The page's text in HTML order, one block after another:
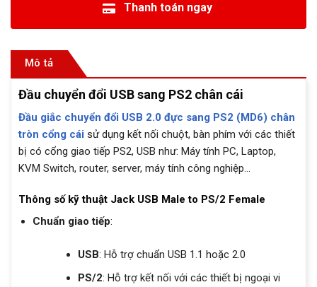
Thanh toán ngay
Mô tả
Đầu chuyển đổi USB sang PS2 chân cái
Đầu giắc chuyển đổi USB 2.0 đực sang PS2 (MD6) chân
tròn cổng cái sử dụng kết nối chuột, bàn phím với các thiết
bị có cổng giao tiếp PS2, USB như: Máy tính PC, Laptop,
KVM Switch, router, server, máy tính công nghiệp…
Thông số kỹ thuật Jack USB Male to PS/2 Female
Chuẩn giao tiếp:
USB: Hỗ trợ chuẩn USB 1.1 hoặc 2.0
PS/2: Hỗ trợ kết nối với các thiết bị ngoại vi